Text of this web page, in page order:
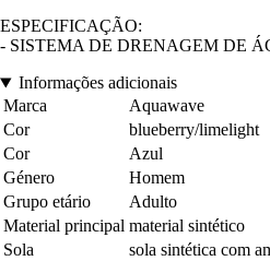
ESPECIFICAÇÃO:
- SISTEMA DE DRENAGEM DE
Informações adicionais
Marca
Aquawave
Cor
blueberry/limelight
Cor
Azul
Género
Homem
Grupo etário
Adulto
Material principal material sintético
Sola
sola sintética com